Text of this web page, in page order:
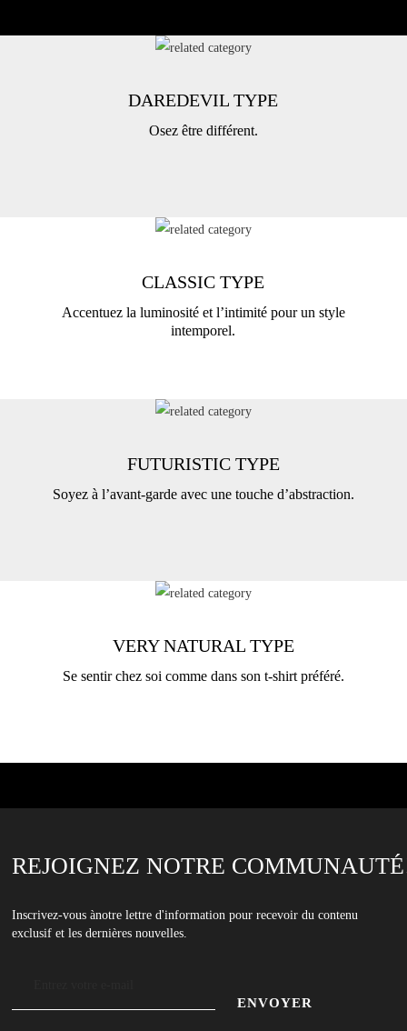
DAREDEVIL TYPE
Osez être différent.
CLASSIC TYPE
Accentuez la luminosité et l’intimité pour un style
intemporel.
FUTURISTIC TYPE
Soyez à l’avant-garde avec une touche d’abstraction.
VERY NATURAL TYPE
Se sentir chez soi comme dans son t-shirt préféré.
REJOIGNEZ NOTRE
Inscrivez-vous ànotre lettre d'information pour recevoir du contenu
exclusif et les dernières nouvelles.